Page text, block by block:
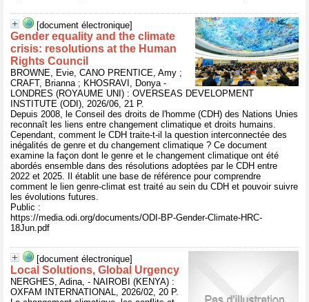
[document électronique]
Gender equality and the climate
crisis: resolutions at the Human
Rights Council
BROWNE, Evie, CANO PRENTICE, Amy ;
CRAFT, Brianna ; KHOSRAVI, Donya -
LONDRES (ROYAUME UNI) : OVERSEAS DEVELOPMENT
INSTITUTE (ODI), 2026/06, 21 P.
Depuis 2008, le Conseil des droits de l'homme (CDH) des Nations Unies
reconnaît les liens entre changement climatique et droits humains.
Cependant, comment le CDH traite-t-il la question interconnectée des
inégalités de genre et du changement climatique ? Ce document
examine la façon dont le genre et le changement climatique ont été
abordés ensemble dans des résolutions adoptées par le CDH entre
2022 et 2025. Il établit une base de référence pour comprendre
comment le lien genre-climat est traité au sein du CDH et pouvoir suivre
les évolutions futures.
Public :
https://media.odi.org/documents/ODI-BP-Gender-Climate-HRC-
18Jun.pdf
[document électronique]
Local Solutions, Global Urgency
NERGHES, Adina, - NAIROBI (KENYA) :
OXFAM INTERNATIONAL, 2026/02, 20 P.